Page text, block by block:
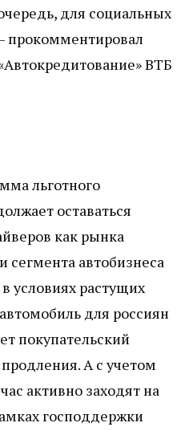
для социальных
прокомментировал
ВТБ
льготного
оставаться
как рынка
сегмента автобизнеса
условиях растущих
для россиян
покупательский
А с учетом
активно заходят на
господдержки